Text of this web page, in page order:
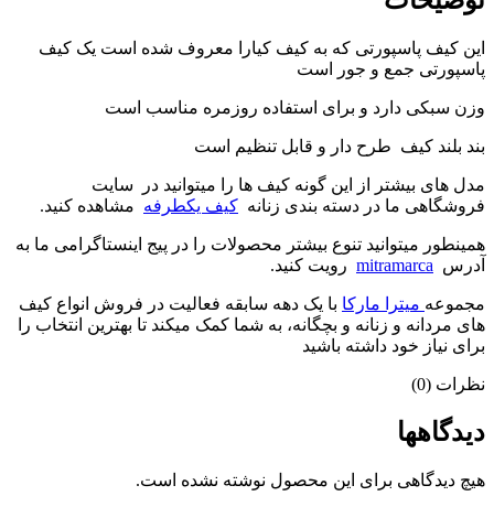
این کیف پاسپورتی که به کیف کیارا معروف شده است یک کیف
پاسپورتی جمع و جور است
وزن سبکی دارد و برای استفاده روزمره مناسب است
بند بلند کیف طرح دار و قابل تنظیم است
مدل های بیشتر از این گونه کیف ها را میتوانید در سایت
فروشگاهی ما در دسته بندی زنانه کیف یکطرفه مشاهده کنید.
همینطور میتوانید تنوع بیشتر محصولات را در پیج اینستاگرامی ما به
آدرس mitramarca رویت کنید.
مجموعه میترا مارکا با یک دهه سابقه فعالیت در فروش انواع کیف
های مردانه و زنانه و بچگانه، به شما کمک میکند تا بهترین انتخاب را
برای نیاز خود داشته باشید
نظرات (0)
دیدگاهها
هیچ دیدگاهی برای این محصول نوشته نشده است.